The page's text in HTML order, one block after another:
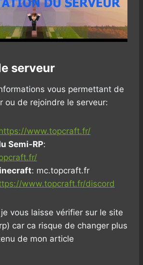
serveur
vous permettant de
ou de rejoindre le serveur:
www.topcraft.fr/
Semi-RP:
: mc.topcraft.fr
www.topcraft.fr/discord
vous laisse vérifier sur le site
car ca risque de changer plus
de mon article